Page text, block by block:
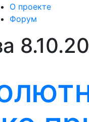
О проекте
Форум